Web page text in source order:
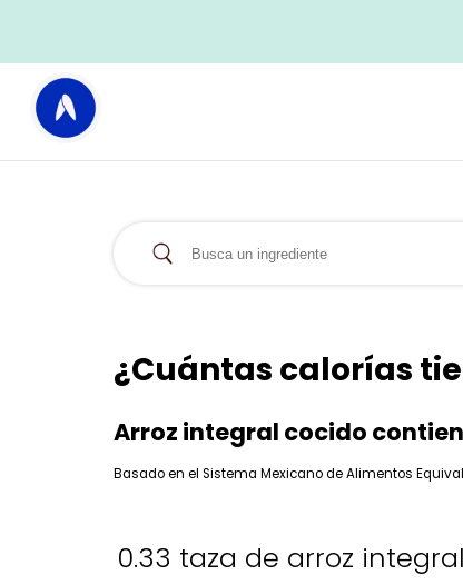
¿Cuántas calorías
Arroz integral cocido
Basado en el Sistema Mexicano de Alimentos
0.33 taza de arroz